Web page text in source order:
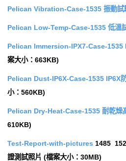
Pelican Vibration-Case-1535 振動試
Pelican Low-Temp-Case-1535 低溫
Pelican Immersion-IPX7-Case-1535
案大小：663KB)
Pelican Dust-IP6X-Case-1535 IP6X
小：560KB)
Pelican Dry-Heat-Case-1535 耐乾燥
610KB)
Test-Report-with-pictures 1485
證測試照片 (檔案大小：30MB)